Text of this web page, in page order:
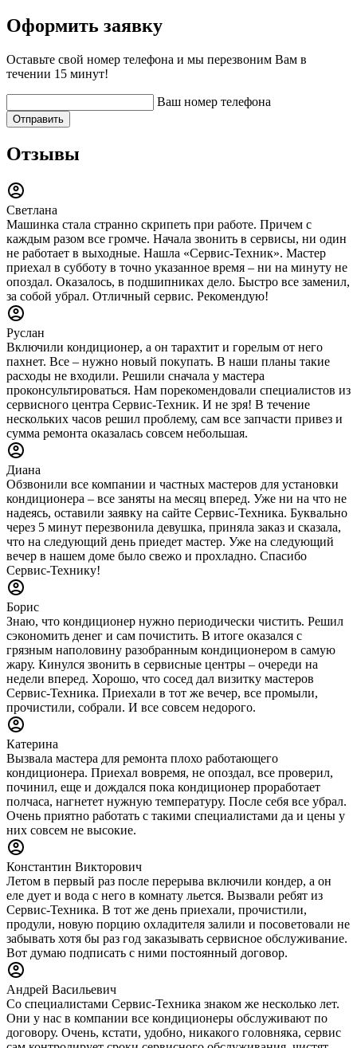
Оформить заявку
Оставьте свой номер телефона и мы перезвоним Вам в
течении 15 минут!
Ваш номер телефона
Отправить
Отзывы
Светлана
Машинка стала странно скрипеть при работе. Причем с
каждым разом все громче. Начала звонить в сервисы, ни один
не работает в выходные. Нашла «Сервис-Техник». Мастер
приехал в субботу в точно указанное время – ни на минуту не
опоздал. Оказалось, в подшипниках дело. Быстро все заменил,
за собой убрал. Отличный сервис. Рекомендую!
Руслан
Включили кондиционер, а он тарахтит и горелым от него
пахнет. Все – нужно новый покупать. В наши планы такие
расходы не входили. Решили сначала у мастера
проконсультироваться. Нам порекомендовали специалистов из
сервисного центра Сервис-Техник. И не зря! В течение
нескольких часов решил проблему, сам все запчасти привез и
сумма ремонта оказалась совсем небольшая.
Диана
Обзвонили все компании и частных мастеров для установки
кондиционера – все заняты на месяц вперед. Уже ни на что не
надеясь, оставили заявку на сайте Сервис-Техника. Буквально
через 5 минут перезвонила девушка, приняла заказ и сказала,
что на следующий день приедет мастер. Уже на следующий
вечер в нашем доме было свежо и прохладно. Спасибо
Сервис-Технику!
Борис
Знаю, что кондиционер нужно периодически чистить. Решил
сэкономить денег и сам почистить. В итоге оказался с
грязным наполовину разобранным кондиционером в самую
жару. Кинулся звонить в сервисные центры – очереди на
недели вперед. Хорошо, что сосед дал визитку мастеров
Сервис-Техника. Приехали в тот же вечер, все промыли,
прочистили, собрали. И все совсем недорого.
Катерина
Вызвала мастера для ремонта плохо работающего
кондиционера. Приехал вовремя, не опоздал, все проверил,
починил, еще и дождался пока кондиционер проработает
полчаса, нагнетет нужную температуру. После себя все убрал.
Очень приятно работать с такими специалистами да и цены у
них совсем не высокие.
Константин Викторович
Летом в первый раз после перерыва включили кондер, а он
еле дует и вода с него в комнату льется. Вызвали ребят из
Сервис-Техника. В тот же день приехали, прочистили,
продули, новую порцию охладителя залили и посоветовали не
забывать хотя бы раз год заказывать сервисное обслуживание.
Вот думаю подписать с ними постоянный договор.
Андрей Васильевич
Со специалистами Сервис-Техника знаком же несколько лет.
Они у нас в компании все кондиционеры обслуживают по
договору. Очень, кстати, удобно, никакого головняка, сервис